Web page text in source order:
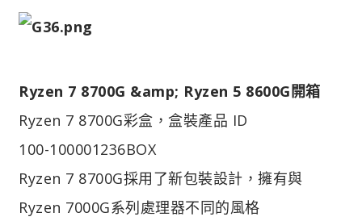
Ryzen 7 8700G &amp; Ryzen 5 8600G開箱
Ryzen 7 8700G彩盒，盒裝產品 ID
100-100001236BOX
Ryzen 7 8700G採用了新包裝設計，擁有與
Ryzen 7000G系列處理器不同的風格